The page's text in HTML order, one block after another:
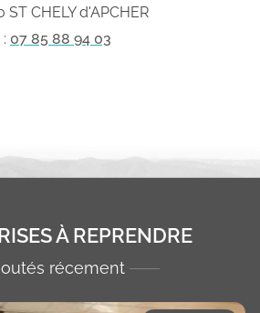
ST CHELY d'APCHER
: 07 85 88 94 03
À REPRENDRE
récement